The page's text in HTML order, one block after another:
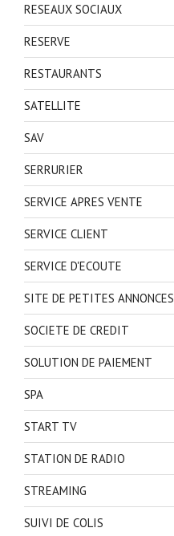
RESEAUX SOCIAUX
RESERVE
RESTAURANTS
SATELLITE
SAV
SERRURIER
SERVICE APRES VENTE
SERVICE CLIENT
SERVICE D'ECOUTE
SITE DE PETITES ANNONCES
SOCIETE DE CREDIT
SOLUTION DE PAIEMENT
SPA
START TV
STATION DE RADIO
STREAMING
SUIVI DE COLIS